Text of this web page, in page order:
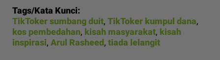
Tags/Kata Kunci:
TikToker sumbang duit, TikToker kumpul dana,
kos pembedahan, kisah masyarakat, kisah
inspirasi, Arul Rasheed, tiada lelangit